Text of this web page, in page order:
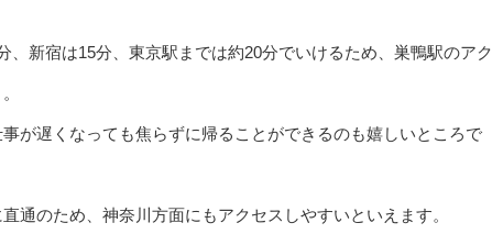
、新宿は15分、東京駅までは約20分でいけるため、巣鴨駅のアク
が遅くなっても焦らずに帰ることができるのも嬉しいところで
通のため、神奈川方面にもアクセスしやすいといえます。